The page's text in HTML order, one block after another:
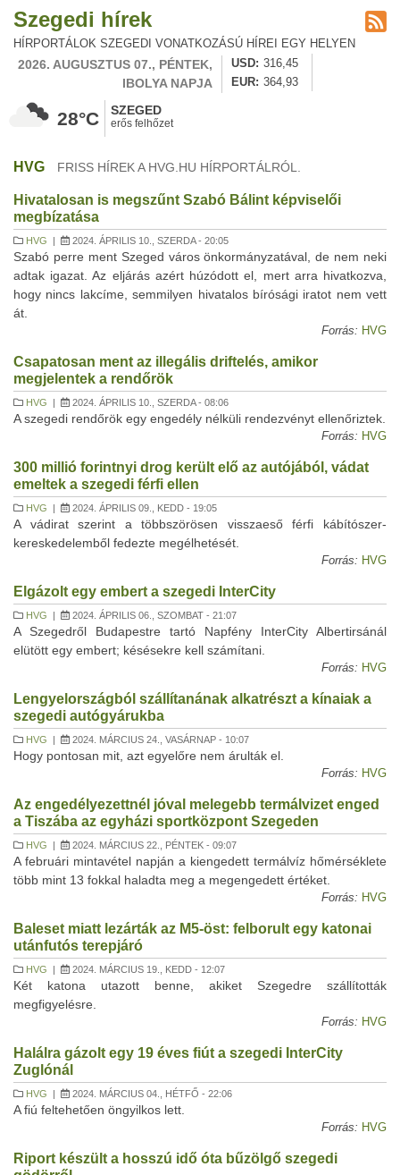
Szegedi hírek
HÍRPORTÁLOK SZEGEDI VONATKOZÁSÚ HÍREI EGY HELYEN
2026. AUGUSZTUS 07., PÉNTEK,
IBOLYA NAPJA
USD
316,45
EUR
364,93
28°C SZEGED
erős felhőzet
HVG FRISS HÍREK A HVG.HU HÍRPORTÁLRÓL.
Hivatalosan is megszűnt Szabó Bálint képviselői
megbízatása
HVG | 2024. ÁPRILIS 10., SZERDA - 20:05
Szabó perre ment Szeged város önkormányzatával, de nem neki
adtak igazat. Az eljárás azért húzódott el, mert arra hivatkozva,
hogy nincs lakcíme, semmilyen hivatalos bírósági iratot nem vett
át.
Forrás: HVG
Csapatosan ment az illegális driftelés, amikor
megjelentek a rendőrök
HVG | 2024. ÁPRILIS 10., SZERDA - 08:06
A szegedi rendőrök egy engedély nélküli rendezvényt ellenőriztek.
Forrás: HVG
300 millió forintnyi drog került elő az autójából, vádat
emeltek a szegedi férfi ellen
HVG | 2024. ÁPRILIS 09., KEDD - 19:05
A vádirat szerint a többszörösen visszaeső férfi kábítószer-
kereskedelemből fedezte megélhetését.
Forrás: HVG
Elgázolt egy embert a szegedi InterCity
HVG | 2024. ÁPRILIS 06., SZOMBAT - 21:07
A Szegedről Budapestre tartó Napfény InterCity Albertirsánál
elütött egy embert; késésekre kell számítani.
Forrás: HVG
Lengyelországból szállítanának alkatrészt a kínaiak a
szegedi autógyárukba
HVG | 2024. MÁRCIUS 24., VASÁRNAP - 10:07
Hogy pontosan mit, azt egyelőre nem árulták el.
Forrás: HVG
Az engedélyezettnél jóval melegebb termálvizet enged
a Tiszába az egyházi sportközpont Szegeden
HVG | 2024. MÁRCIUS 22., PÉNTEK - 09:07
A februári mintavétel napján a kiengedett termálvíz hőmérséklete
több mint 13 fokkal haladta meg a megengedett értéket.
Forrás: HVG
Baleset miatt lezárták az M5-öst: felborult egy katonai
utánfutós terepjáró
HVG | 2024. MÁRCIUS 19., KEDD - 12:07
Két katona utazott benne, akiket Szegedre szállították
megfigyelésre.
Forrás: HVG
Halálra gázolt egy 19 éves fiút a szegedi InterCity
Zuglónál
HVG | 2024. MÁRCIUS 04., HÉTFŐ - 22:06
A fiú feltehetően öngyilkos lett.
Forrás: HVG
Riport készült a hosszú idő óta bűzölgő szegedi